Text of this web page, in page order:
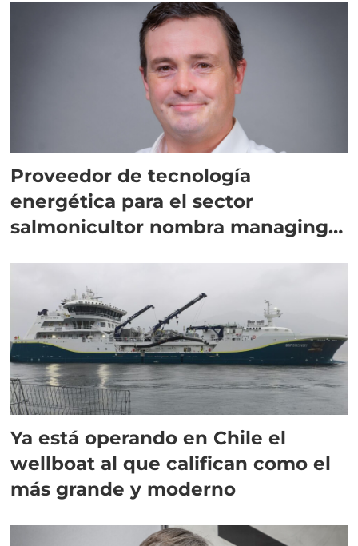
Proveedor de tecnología
energética para el sector
salmonicultor nombra managing
Ya está operando en Chile el
wellboat al que califican como el
más grande y moderno